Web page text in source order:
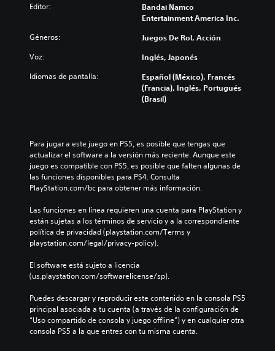
Editor:
Bandai Namco
Entertainment America Inc.
Géneros: Juegos De Rol, Acción
Voz: Inglés, Japonés
Idiomas de pantalla:
Español (México), Francés
(Francia), Inglés, Portugués
(Brasil)
Para jugar a este juego en PS5, es posible que tengas que
actualizar el software a la versión más reciente. Aunque este
juego es compatible con PS5, es posible que falten algunas de
las funciones disponibles para PS4. Consulta
PlayStation.com/bc para obtener más información.
Las funciones en línea requieren una cuenta para PlayStation y
están sujetas a los términos de servicio y a la correspondiente
política de privacidad (playstation.com/Terms y
playstation.com/legal/privacy-policy).
El software está sujeto a licencia
(us.playstation.com/softwarelicense/sp).
Puedes descargar y reproducir este contenido en la consola PS5
principal asociada a tu cuenta (a través de la configuración de
“Uso compartido de consola y juego offline”) y en cualquier otra
consola PS5 a la que entres con tu misma cuenta.